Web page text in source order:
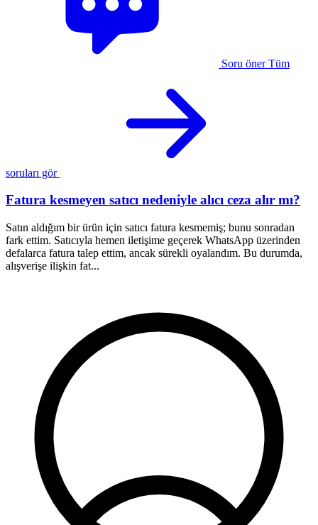
Soru öner Tüm
soruları gör
Fatura kesmeyen satıcı nedeniyle alıcı ceza alır mı?
Satın aldığım bir ürün için satıcı fatura kesmemiş; bunu sonradan
fark ettim. Satıcıyla hemen iletişime geçerek WhatsApp üzerinden
defalarca fatura talep ettim, ancak sürekli oyalandım. Bu durumda,
alışverişe ilişkin fat...